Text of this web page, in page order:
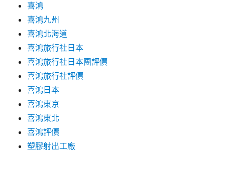
喜鴻
喜鴻九州
喜鴻北海道
喜鴻旅行社日本
喜鴻旅行社日本團評價
喜鴻旅行社評價
喜鴻日本
喜鴻東京
喜鴻東北
喜鴻評價
塑膠射出工廠